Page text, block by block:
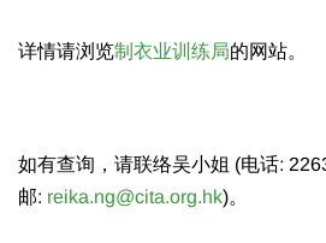
详情请浏览制衣业训练局的网站。
如有查询，请联络吴小姐 (电话:
邮: reika.ng@cita.org.hk)。